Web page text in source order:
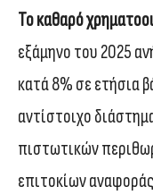
Το καθαρό
εξάμηνο του 2025
κατά 8% σε ετήσια
αντίστοιχο
πιστωτικών
επιτοκίων